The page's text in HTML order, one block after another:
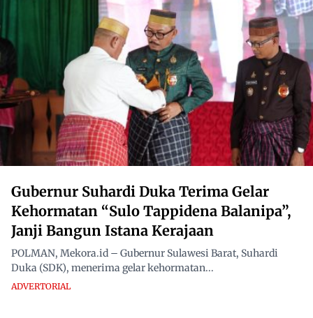
Gubernur Suhardi Duka Terima Gelar
Kehormatan “Sulo Tappidena Balanipa”,
Janji Bangun Istana Kerajaan
POLMAN, Mekora.id – Gubernur Sulawesi Barat, Suhardi
Duka (SDK), menerima gelar kehormatan...
ADVERTORIAL